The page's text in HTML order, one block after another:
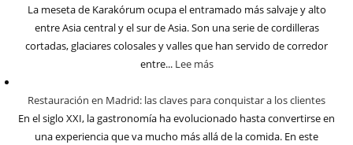
La meseta de Karakórum ocupa el entramado más salvaje y alto
entre Asia central y el sur de Asia. Son una serie de cordilleras
cortadas, glaciares colosales y valles que han servido de corredor
entre... Lee más
Restauración en Madrid: las claves para conquistar a los clientes
En el siglo XXI, la gastronomía ha evolucionado hasta convertirse en
una experiencia que va mucho más allá de la comida. En este